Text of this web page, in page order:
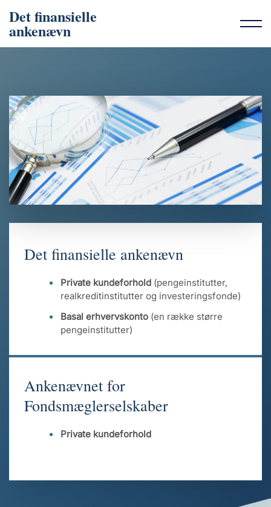
Det finansielle
ankenævn
Det finansielle ankenævn
Private kundeforhold (pengeinstitutter,
realkreditinstitutter og investeringsfonde)
Basal erhvervskonto (en række større
pengeinstitutter)
Ankenævnet for
Fondsmæglerselskaber
Private kundeforhold